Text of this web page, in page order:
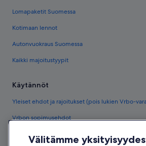
Lomapaketit Suomessa
Kotimaan lennot
Autonvuokraus Suomessa
Kaikki majoitustyypit
Käytännöt
Yleiset ehdot ja rajoitukset (pois lukien Vrbo-
Vrbon sopimusehdot
Välitämme